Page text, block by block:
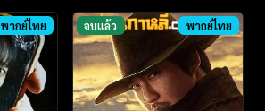
พากย์ไทย จบแล้ว พากย์ไทย